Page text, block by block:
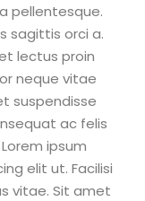
pellentesque.
sagittis orci a.
lectus proin
neque vitae
suspendisse
ac felis
ipsum
elit ut. Facilisi
vitae. Sit amet